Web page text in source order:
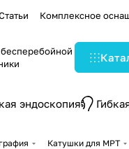
Комплексное
эндоскопия
Катушки для МРТ